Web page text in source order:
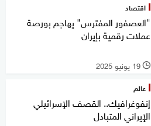
اقتصاد
"العصفور المفترس" يهاجم بورصة
عملات رقمية بإيران
l 19 يونيو 2025
عالم
إنفوغرافيك.. القصف الإسرائيلي
الإيراني المتبادل